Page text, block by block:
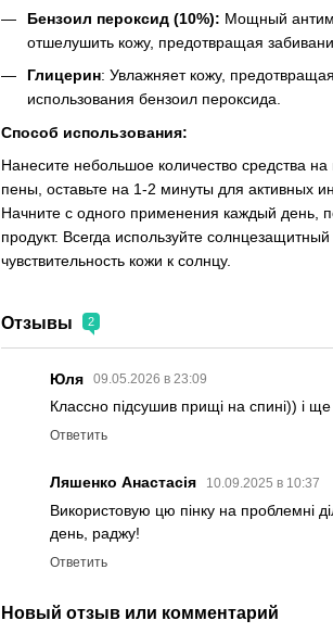
Бензоил пероксид (10%): Мощный
отшелушить кожу, предотвращая
Глицерин: Увлажняет кожу,
использования бензоил пероксида.
Способ использования:
Нанесите небольшое количество средства
пены, оставьте на 1-2 минуты для активных
Начните с одного применения каждый день,
продукт. Всегда используйте
чувствительность кожи к солнцу.
Отзывы 2
Юля 09.05.2026 в 23:09
Классно підсушив прищі на спині)) і
Ответить
Ляшенко Анастасія 10.09.2025 в 10:37
Використовую цю пінку на проблемні
день, раджу!
Ответить
Новый отзыв или комментарий